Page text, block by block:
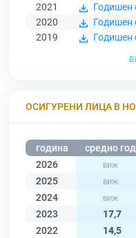
2021
Годишен
2020
Годишен
2019
Годишен
ОСИГУРЕНИ ЛИЦА В
година средно
2026
2025
2024
2023
17,7
2022
14,5